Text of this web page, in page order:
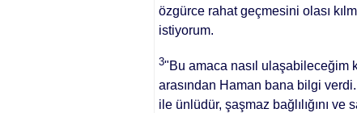
özgürce rahat geçmesini olası
istiyorum.
3"Bu amaca nasıl ulaşabileceğim
arasından Haman bana bilgi
ile ünlüdür, şaşmaz bağlılığını ve